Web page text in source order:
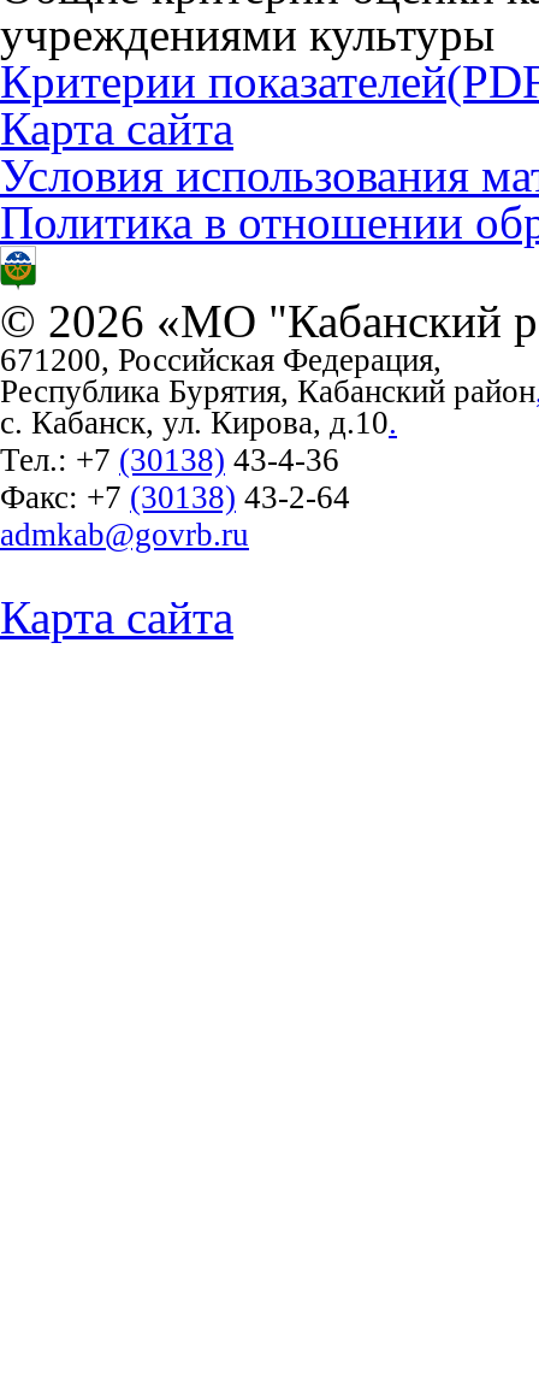
учреждениями культуры
Критерии показателей
Карта сайта
Условия использования
Политика в отношении
© 2026 «МО "Кабанский
671200, Российская Федерация,
Республика Бурятия, Кабанский район
с. Кабанск, ул. Кирова, д.10.
Тел.: +7 (30138) 43-4-36
Факс: +7 (30138) 43-2-64
admkab@govrb.ru
Карта сайта